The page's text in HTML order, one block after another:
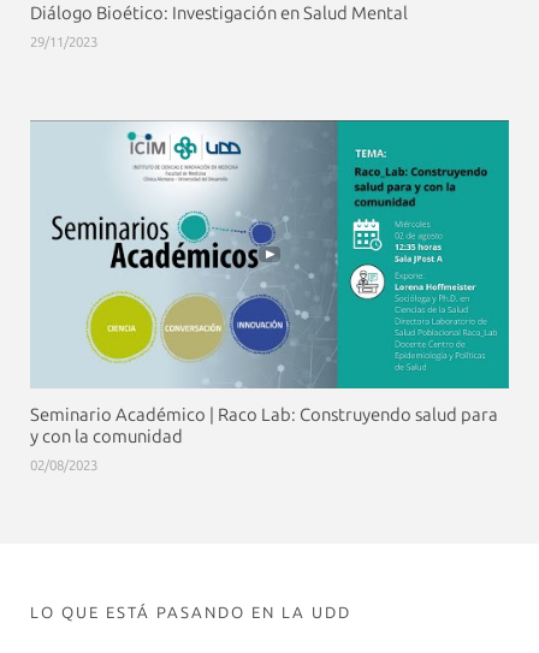
Diálogo Bioético: Investigación en Salud Mental
29/11/2023
Seminario Académico | Raco Lab: Construyendo salud para
y con la comunidad
02/08/2023
LO QUE ESTÁ PASANDO EN LA UDD